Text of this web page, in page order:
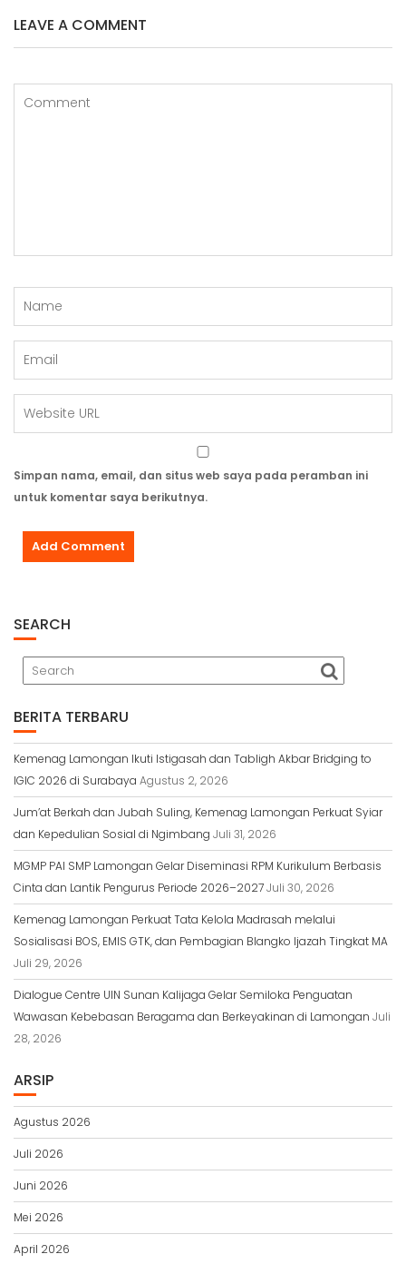
LEAVE A COMMENT
Simpan nama, email, dan situs web saya pada peramban ini
untuk komentar saya berikutnya.
SEARCH
BERITA TERBARU
Kemenag Lamongan Ikuti Istigasah dan Tabligh Akbar Bridging to
IGIC 2026 di Surabaya Agustus 2, 2026
Jum’at Berkah dan Jubah Suling, Kemenag Lamongan Perkuat Syiar
dan Kepedulian Sosial di Ngimbang Juli 31, 2026
MGMP PAI SMP Lamongan Gelar Diseminasi RPM Kurikulum Berbasis
Cinta dan Lantik Pengurus Periode 2026–2027Juli 30, 2026
Kemenag Lamongan Perkuat Tata Kelola Madrasah melalui
Sosialisasi BOS, EMIS GTK, dan Pembagian Blangko Ijazah Tingkat MA
Juli 29, 2026
Dialogue Centre UIN Sunan Kalijaga Gelar Semiloka Penguatan
Wawasan Kebebasan Beragama dan Berkeyakinan di Lamongan Juli
28, 2026
ARSIP
Agustus 2026
Juli 2026
Juni 2026
Mei 2026
April 2026